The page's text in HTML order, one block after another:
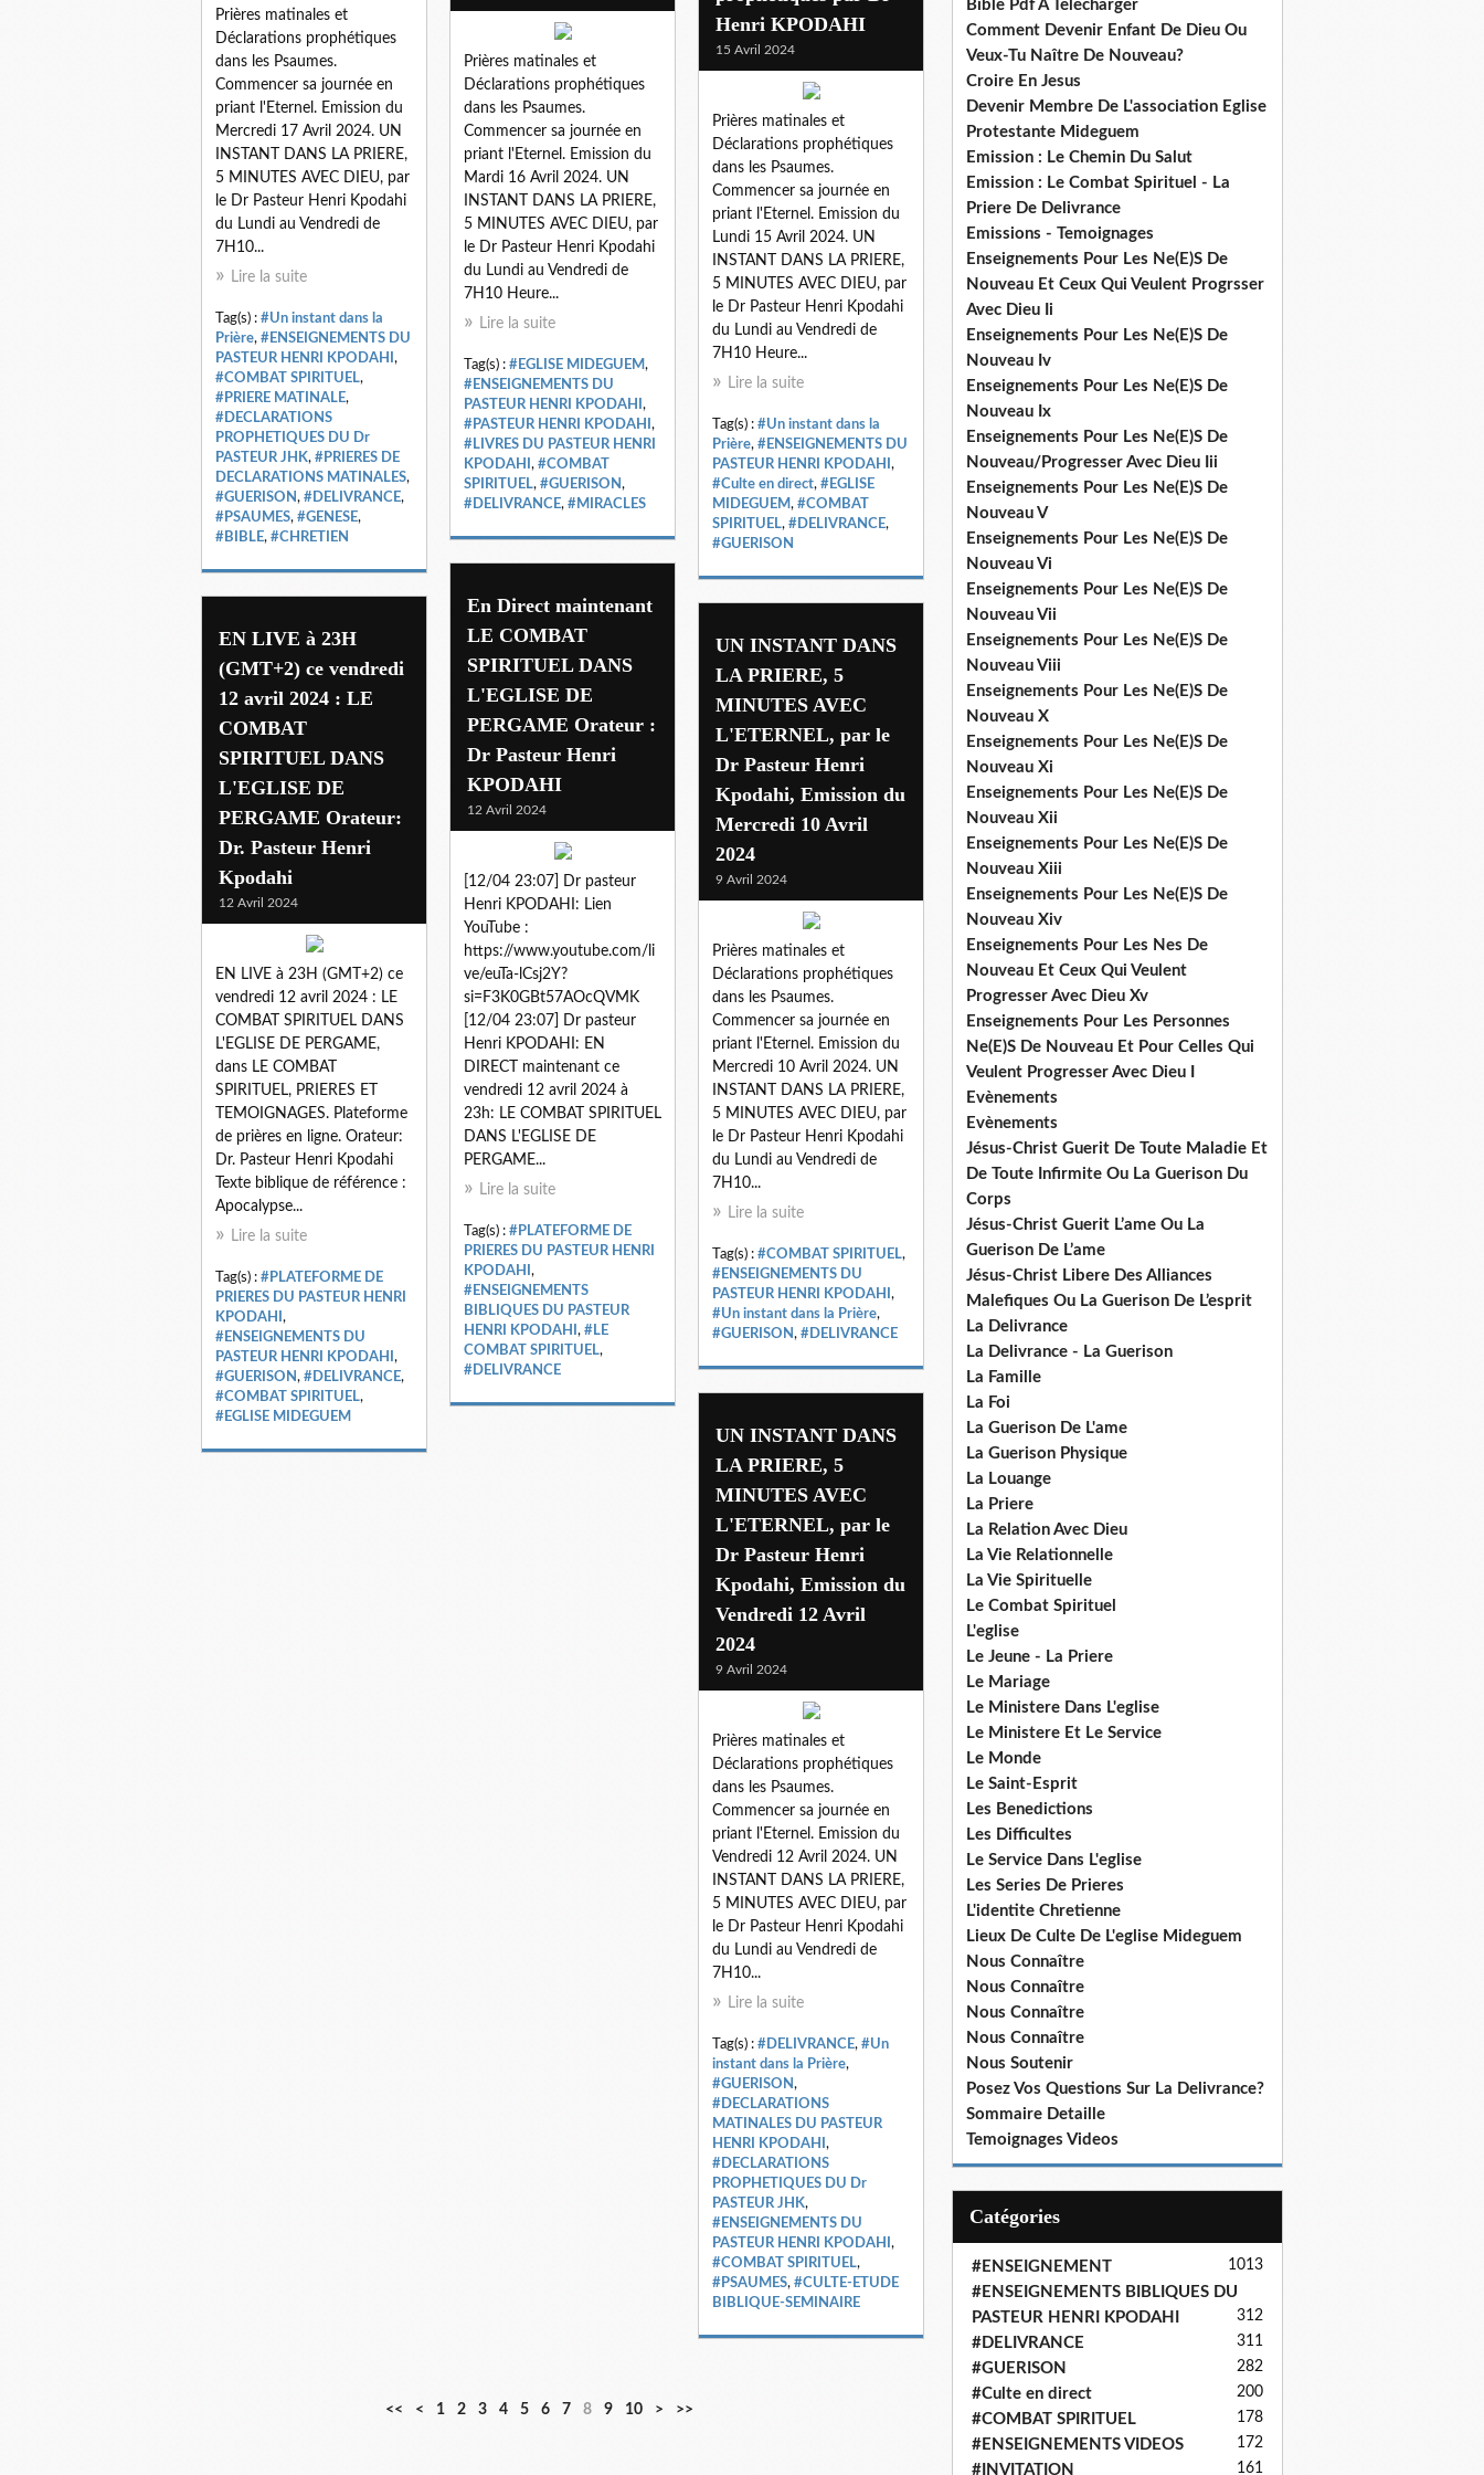
Prières matinales et
Déclarations prophétiques
dans les Psaumes.
Commencer sa journée en
priant l'Eternel. Emission du
Mercredi 17 Avril 2024. UN
INSTANT DANS LA PRIERE,
5 MINUTES AVEC DIEU, par
le Dr Pasteur Henri Kpodahi
du Lundi au Vendredi de
7H10...
Lire la suite
Tag(s) : #Un instant dans la
Prière, #ENSEIGNEMENTS DU
PASTEUR HENRI KPODAHI ,
#COMBAT SPIRITUEL,
#PRIERE MATINALE,
#DECLARATIONS
PROPHETIQUES DU Dr
PASTEUR JHK, #PRIERES DE
DECLARATIONS MATINALES,
#GUERISON, #DELIVRANCE,
#PSAUMES, #GENESE,
#BIBLE, #CHRETIEN
Prières matinales et
Déclarations prophétiques
dans les Psaumes.
Commencer sa journée en
priant l'Eternel. Emission du
Mardi 16 Avril 2024. UN
INSTANT DANS LA PRIERE,
5 MINUTES AVEC DIEU, par
le Dr Pasteur Henri Kpodahi
du Lundi au Vendredi de
7H10 Heure...
Lire la suite
Tag(s) : #EGLISE MIDEGUEM,
#ENSEIGNEMENTS DU
PASTEUR HENRI KPODAHI ,
#PASTEUR HENRI KPODAHI ,
#LIVRES DU PASTEUR HENRI
KPODAHI , #COMBAT
SPIRITUEL, #GUERISON,
#DELIVRANCE, #MIRACLES
Henri KPODAHI
15 Avril 2024
Prières matinales et
Déclarations prophétiques
dans les Psaumes.
Commencer sa journée en
priant l'Eternel. Emission du
Lundi 15 Avril 2024. UN
INSTANT DANS LA PRIERE,
5 MINUTES AVEC DIEU, par
le Dr Pasteur Henri Kpodahi
du Lundi au Vendredi de
7H10 Heure...
Lire la suite
Tag(s) : #Un instant dans la
Prière, #ENSEIGNEMENTS DU
PASTEUR HENRI KPODAHI ,
#Culte en direct, #EGLISE
MIDEGUEM, #COMBAT
SPIRITUEL, #DELIVRANCE,
#GUERISON
En Direct maintenant
LE COMBAT
SPIRITUEL DANS
L'EGLISE DE
PERGAME Orateur :
Dr Pasteur Henri
KPODAHI
12 Avril 2024
[12/04 23:07] Dr pasteur
Henri KPODAHI: Lien
YouTube :
https://www.youtube.com/li
ve/euTa-lCsj2Y?
si=F3K0GBt57AOcQVMK
[12/04 23:07] Dr pasteur
Henri KPODAHI: EN
DIRECT maintenant ce
vendredi 12 avril 2024 à
23h: LE COMBAT SPIRITUEL
DANS L'EGLISE DE
PERGAME...
Lire la suite
Tag(s) : #PLATEFORME DE
PRIERES DU PASTEUR HENRI
KPODAHI ,
#ENSEIGNEMENTS
BIBLIQUES DU PASTEUR
HENRI KPODAHI , #LE
COMBAT SPIRITUEL,
#DELIVRANCE
EN LIVE à 23H
(GMT+2) ce vendredi
12 avril 2024 : LE
COMBAT
SPIRITUEL DANS
L'EGLISE DE
PERGAME Orateur:
Dr. Pasteur Henri
Kpodahi
12 Avril 2024
EN LIVE à 23H (GMT+2) ce
vendredi 12 avril 2024 : LE
COMBAT SPIRITUEL DANS
L'EGLISE DE PERGAME,
dans LE COMBAT
SPIRITUEL, PRIERES ET
TEMOIGNAGES. Plateforme
de prières en ligne. Orateur:
Dr. Pasteur Henri Kpodahi
Texte biblique de référence :
Apocalypse...
Lire la suite
Tag(s) : #PLATEFORME DE
PRIERES DU PASTEUR HENRI
KPODAHI ,
#ENSEIGNEMENTS DU
PASTEUR HENRI KPODAHI ,
#GUERISON, #DELIVRANCE,
#COMBAT SPIRITUEL,
#EGLISE MIDEGUEM
UN INSTANT DANS
LA PRIERE, 5
MINUTES AVEC
L'ETERNEL, par le
Dr Pasteur Henri
Kpodahi, Emission du
Mercredi 10 Avril
2024
9 Avril 2024
Prières matinales et
Déclarations prophétiques
dans les Psaumes.
Commencer sa journée en
priant l'Eternel. Emission du
Mercredi 10 Avril 2024. UN
INSTANT DANS LA PRIERE,
5 MINUTES AVEC DIEU, par
le Dr Pasteur Henri Kpodahi
du Lundi au Vendredi de
7H10...
Lire la suite
Tag(s) : #COMBAT SPIRITUEL,
#ENSEIGNEMENTS DU
PASTEUR HENRI KPODAHI ,
#Un instant dans la Prière,
#GUERISON, #DELIVRANCE
UN INSTANT DANS
LA PRIERE, 5
MINUTES AVEC
L'ETERNEL, par le
Dr Pasteur Henri
Kpodahi, Emission du
Vendredi 12 Avril
2024
9 Avril 2024
Prières matinales et
Déclarations prophétiques
dans les Psaumes.
Commencer sa journée en
priant l'Eternel. Emission du
Vendredi 12 Avril 2024. UN
INSTANT DANS LA PRIERE,
5 MINUTES AVEC DIEU, par
le Dr Pasteur Henri Kpodahi
du Lundi au Vendredi de
7H10...
Lire la suite
Tag(s) : #DELIVRANCE, #Un
instant dans la Prière,
#GUERISON,
#DECLARATIONS
MATINALES DU PASTEUR
HENRI KPODAHI ,
#DECLARATIONS
PROPHETIQUES DU Dr
PASTEUR JHK,
#ENSEIGNEMENTS DU
PASTEUR HENRI KPODAHI ,
#COMBAT SPIRITUEL,
#PSAUMES, #CULTE-ETUDE
BIBLIQUE-SEMINAIRE
<< < 1 2 3 4 5 6 7 8 9 10
2
3
> >>
Bible Pdf A Telecharger
Comment Devenir Enfant De Dieu Ou
Veux-Tu Naître De Nouveau?
Croire En Jesus
Devenir Membre De L'association Eglise
Protestante Mideguem
Emission : Le Chemin Du Salut
Emission : Le Combat Spirituel - La
Priere De Delivrance
Emissions - Temoignages
Enseignements Pour Les Ne(E)S De
Nouveau Et Ceux Qui Veulent Progrsser
Avec Dieu Ii
Enseignements Pour Les Ne(E)S De
Nouveau Iv
Enseignements Pour Les Ne(E)S De
Nouveau Ix
Enseignements Pour Les Ne(E)S De
Nouveau/Progresser Avec Dieu Iii
Enseignements Pour Les Ne(E)S De
Nouveau V
Enseignements Pour Les Ne(E)S De
Nouveau Vi
Enseignements Pour Les Ne(E)S De
Nouveau Vii
Enseignements Pour Les Ne(E)S De
Nouveau Viii
Enseignements Pour Les Ne(E)S De
Nouveau X
Enseignements Pour Les Ne(E)S De
Nouveau Xi
Enseignements Pour Les Ne(E)S De
Nouveau Xii
Enseignements Pour Les Ne(E)S De
Nouveau Xiii
Enseignements Pour Les Ne(E)S De
Nouveau Xiv
Enseignements Pour Les Nes De
Nouveau Et Ceux Qui Veulent
Progresser Avec Dieu Xv
Enseignements Pour Les Personnes
Ne(E)S De Nouveau Et Pour Celles Qui
Veulent Progresser Avec Dieu I
Evènements
Evènements
Jésus-Christ Guerit De Toute Maladie Et
De Toute Infirmite Ou La Guerison Du
Corps
Jésus-Christ Guerit L’ame Ou La
Guerison De L’ame
Jésus-Christ Libere Des Alliances
Malefiques Ou La Guerison De L’esprit
La Delivrance
La Delivrance - La Guerison
La Famille
La Foi
La Guerison De L'ame
La Guerison Physique
La Louange
La Priere
La Relation Avec Dieu
La Vie Relationnelle
La Vie Spirituelle
Le Combat Spirituel
L'eglise
Le Jeune - La Priere
Le Mariage
Le Ministere Dans L'eglise
Le Ministere Et Le Service
Le Monde
Le Saint-Esprit
Les Benedictions
Les Difficultes
Le Service Dans L'eglise
Les Series De Prieres
L'identite Chretienne
Lieux De Culte De L'eglise Mideguem
Nous Connaître
Nous Connaître
Nous Connaître
Nous Connaître
Nous Soutenir
Posez Vos Questions Sur La Delivrance?
Sommaire Detaille
Temoignages Videos
Catégories
#ENSEIGNEMENT 1013
#ENSEIGNEMENTS BIBLIQUES DU
PASTEUR HENRI KPODAHI
312
#DELIVRANCE 311
#GUERISON 282
#Culte en direct 200
#COMBAT SPIRITUEL 178
#ENSEIGNEMENTS VIDEOS 172
#INVITATION 161